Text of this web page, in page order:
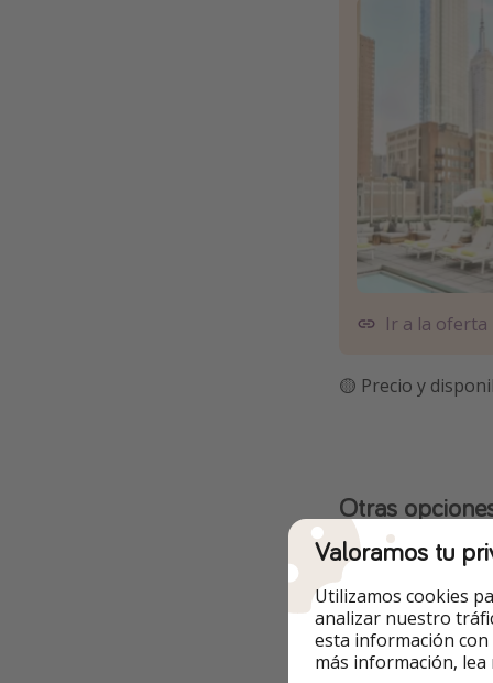
Ir a la oferta
🟡 Precio y
Otras
✅ Lasfechas son
✅ Elprecioes la
🔸 Ej. desde
Valoramos tu
Utilizamos cookies
analizar nuestro
esta información con
más información, lea